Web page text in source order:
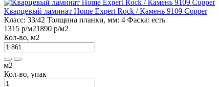
Кварцевый ламинат Home Expert Rock / Камень 9109 Copper
Класс: 33/42 Толщина планки, мм: 4 Фаска: есть
1315 р/м21890 р/м2
Кол-во, м2
м2
Кол-во, упак